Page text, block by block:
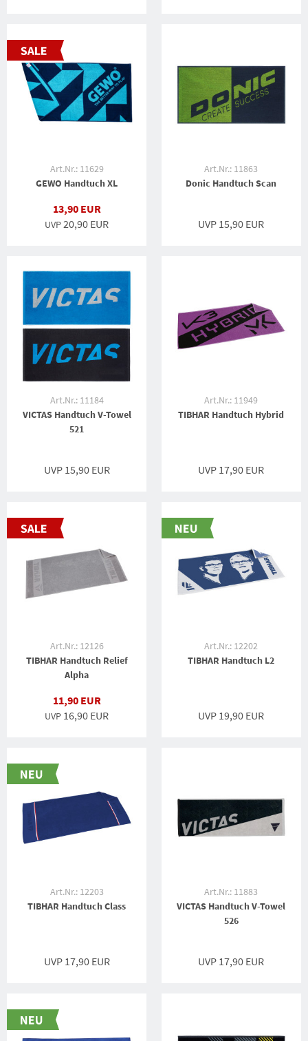
Art.Nr.: 11629
GEWO Handtuch XL
13,90 EUR
UVP20,90 EUR
Art.Nr.: 11863
Donic Handtuch Scan
UVP 15,90 EUR
Art.Nr.: 11184
VICTAS Handtuch V-Towel
521
UVP 15,90 EUR
Art.Nr.: 11949
TIBHAR Handtuch Hybrid
UVP 17,90 EUR
Art.Nr.: 12126
TIBHAR Handtuch Relief
Alpha
11,90 EUR
UVP 16,90 EUR
Art.Nr.: 12202
TIBHAR Handtuch L2
UVP 19,90 EUR
Art.Nr.: 12203
TIBHAR Handtuch Class
UVP 17,90 EUR
Art.Nr.: 11883
VICTAS Handtuch V-Towel
526
UVP 17,90 EUR